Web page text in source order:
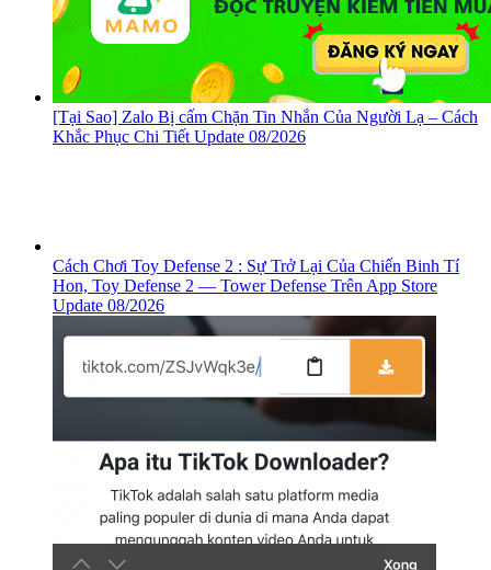
[Tại Sao] Zalo Bị cấm Chặn Tin Nhắn Của Người Lạ – Cách
Khắc Phục Chi Tiết Update 08/2026
Cách Chơi Toy Defense 2 : Sự Trở Lại Của Chiến Binh Tí
Hon, ‎Toy Defense 2 — Tower Defense Trên App Store
Update 08/2026